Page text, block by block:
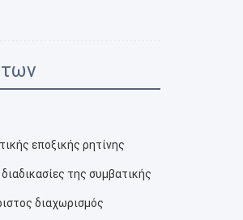
εποξικής ρητίνης
της συμβατικής
διαχωρισμός